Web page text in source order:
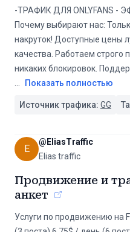
-ТРАФИК ДЛЯ ONLYFANS -
Почему выбирают нас:
накруток! Доступные цены
качества. Работаем
никаких блокировок.
Показать полностью
Источник трафика: GG
E
@ EliasTraffic
Elias traffic
Продвижение и
анкет
Услуги по продвижению на